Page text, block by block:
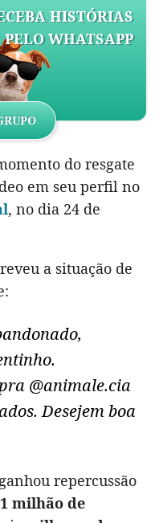
HISTÓRIAS
PELO WHATSAPP
do resgate
em seu perfil no
, no dia 24 de
a situação de
@animale.cia
Desejem boa
repercussão
milhão de